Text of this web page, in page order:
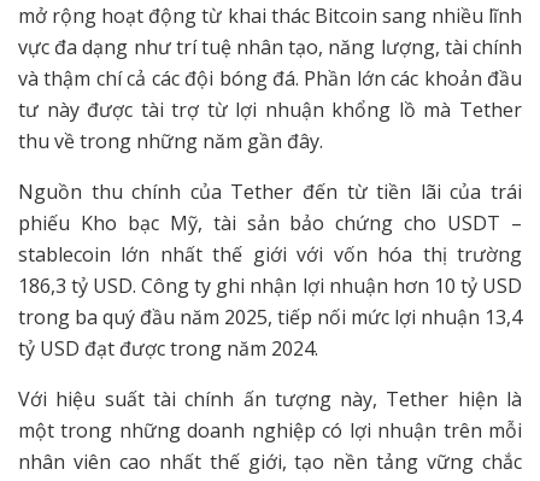
mở rộng hoạt động từ khai thác Bitcoin sang nhiều lĩnh
vực đa dạng như trí tuệ nhân tạo, năng lượng, tài chính
và thậm chí cả các đội bóng đá. Phần lớn các khoản đầu
tư này được tài trợ từ lợi nhuận khổng lồ mà Tether
thu về trong những năm gần đây.
Nguồn thu chính của Tether đến từ tiền lãi của trái
phiếu Kho bạc Mỹ, tài sản bảo chứng cho USDT –
stablecoin lớn nhất thế giới với vốn hóa thị trường
186,3 tỷ USD. Công ty ghi nhận lợi nhuận hơn 10 tỷ USD
trong ba quý đầu năm 2025, tiếp nối mức lợi nhuận 13,4
tỷ USD đạt được trong năm 2024.
Với hiệu suất tài chính ấn tượng này, Tether hiện là
một trong những doanh nghiệp có lợi nhuận trên mỗi
nhân viên cao nhất thế giới, tạo nền tảng vững chắc